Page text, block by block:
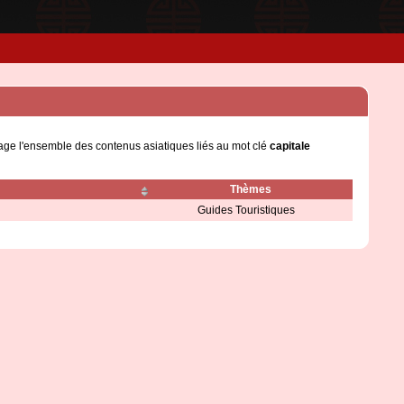
l'ensemble des contenus asiatiques liés au mot clé capitale
Thèmes
Guides Touristiques